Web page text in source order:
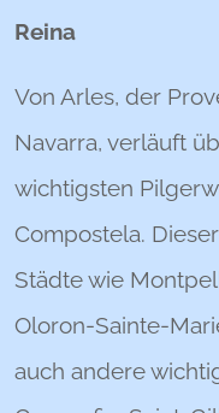
Reina
Von Arles, der
Navarra, verläuft
wichtigsten
Compostela.
Städte wie
Oloron-Sainte-
auch andere